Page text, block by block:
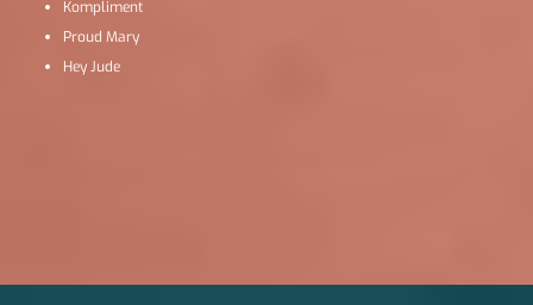
Kompliment
Proud Mary
Hey Jude